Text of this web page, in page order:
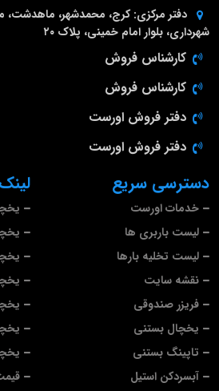
دسترسی سریع
خدمات اورست
لیست باربری ها
لیست تخلیه بارها
نقشه سایت
فریزر صندوقی
یخچال بستنی
تاپینگ بستنی
آبسردکن استیل
دفتر مرکزی: کرج، محمدشهر، ماهدشت،
شهرداری، بلوار امام خمینی، پلاک ۲۰
کارشناس فروش
کارشناس فروش
دفتر فروش اورست
دفتر فروش اورست